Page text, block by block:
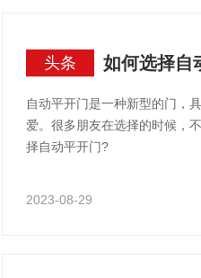
头条 如何选择自
自动平开门是一种新型的门，
爱。很多朋友在选择的时候，
择自动平开门?
2023-08-29